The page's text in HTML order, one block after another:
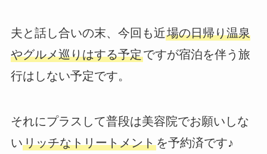
夫と話し合いの末、今回も近場の日帰り温泉
やグルメ巡りはする予定ですが宿泊を伴う旅
行はしない予定です。
それにプラスして普段は美容院でお願いしな
いリッチなトリートメントを予約済です♪